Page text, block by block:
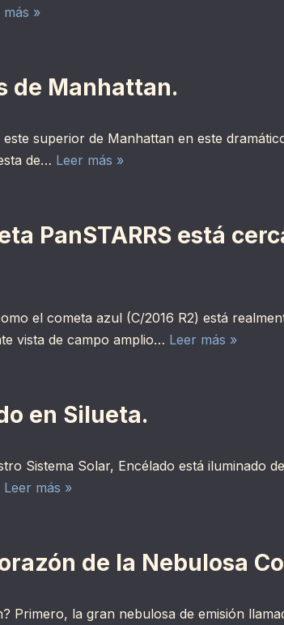
más »
de Manhattan.
superior de Manhattan en este
de… Leer más »
PanSTARRS está
el cometa azul (C/2016 R2) está
vista de campo amplio… Leer más »
en Silueta.
Sistema Solar, Encélado está iluminado
Leer más »
de la Nebulosa
Primero, la gran nebulosa de emisión